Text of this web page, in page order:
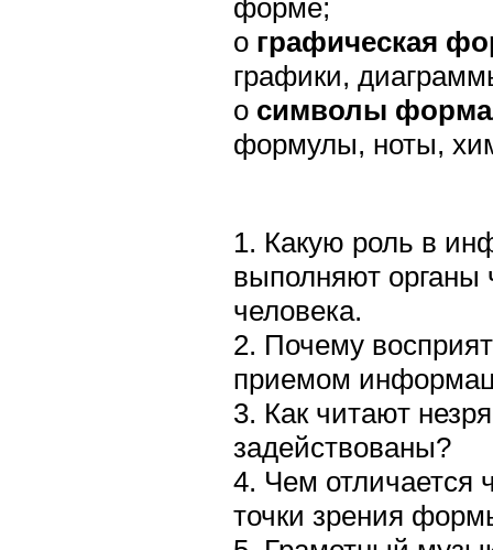
форме;
o графическая
графики,
o символы
формулы, ноты,
1. Какую роль в
выполняют органы
человека.
2. Почему
приемом
3. Как читают
задействованы?
4. Чем отличается
точки зрения